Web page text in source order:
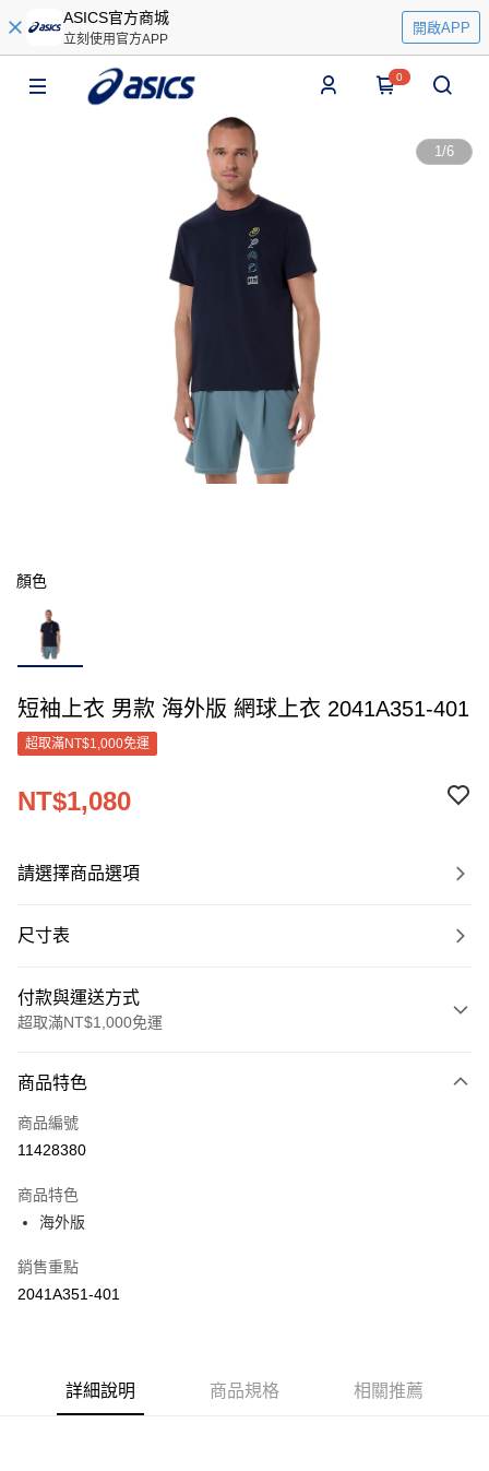
ASICS官方商城
立刻使用官方APP
開啟APP
0
1/6
顏色
短袖上衣 男款 海外版 網球上衣 2041A351-401
超取滿NT$1,000免運
NT$1,080
請選擇商品選項
尺寸表
付款與運送方式
超取滿NT$1,000免運
信用卡一次付款
信用卡分期付款
合作金庫商業銀行
華南商業銀行
國泰世華商業銀行
臺灣中小企業銀行
玉山商業銀行
星展（台灣）商業銀行
台新國際商業銀行
LINE Pay
運送方式
付款後全家取貨(僅限台灣本島，離島恕不配送) 預計5-7個工
付款後萊爾富取貨(僅限台灣本島，離島恕不配送) 預計5-7個
商品特色
商品編號
11428380
商品特色
海外版
銷售重點
2041A351-401
詳細說明 商品規格 相關推薦